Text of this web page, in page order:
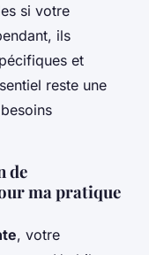
si votre
ils
et
reste une
de
ma pratique
, votre